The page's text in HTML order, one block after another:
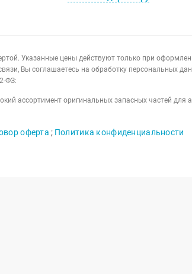
Указанные цены действуют только при
Вы соглашаетесь на обработку персональных
ФЗ:
ассортимент оригинальных запасных частей
оферта ; Политика конфиденциальности